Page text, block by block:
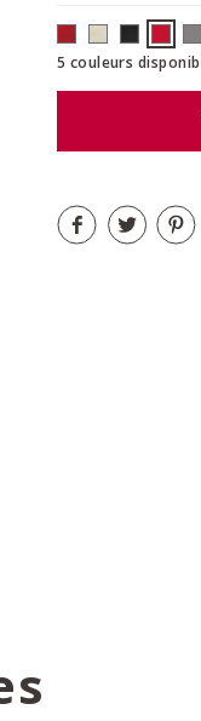
5 couleurs